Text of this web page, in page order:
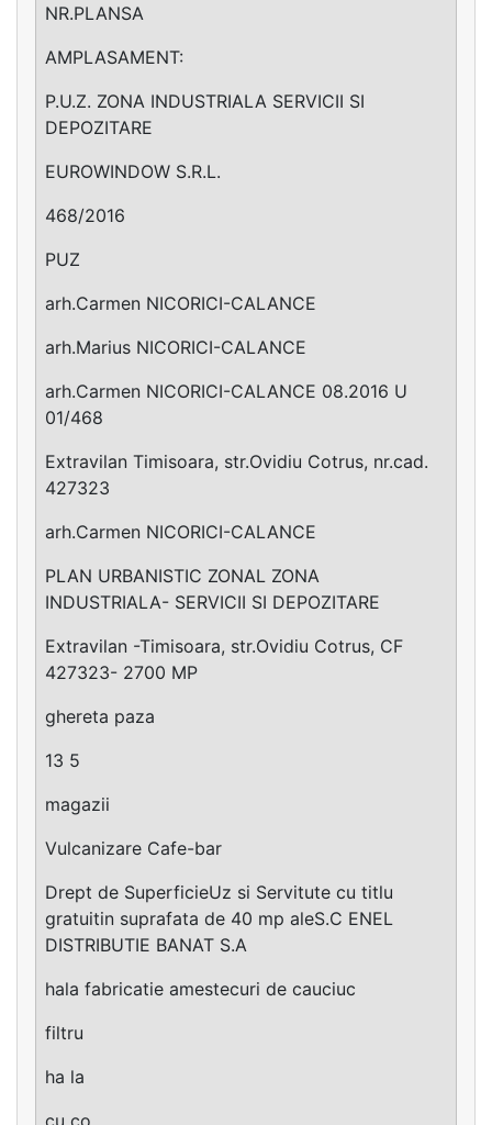
NR.PLANSA
AMPLASAMENT:
P.U.Z. ZONA INDUSTRIALA SERVICII SI
DEPOZITARE
EUROWINDOW S.R.L.
468/2016
PUZ
arh.Carmen NICORICI-CALANCE
arh.Marius NICORICI-CALANCE
arh.Carmen NICORICI-CALANCE 08.2016 U
01/468
Extravilan Timisoara, str.Ovidiu Cotrus, nr.cad.
427323
arh.Carmen NICORICI-CALANCE
PLAN URBANISTIC ZONAL ZONA
INDUSTRIALA- SERVICII SI DEPOZITARE
Extravilan -Timisoara, str.Ovidiu Cotrus, CF
427323- 2700 MP
ghereta paza
13 5
magazii
Vulcanizare Cafe-bar
Drept de SuperficieUz si Servitute cu titlu
gratuitin suprafata de 40 mp aleS.C ENEL
DISTRIBUTIE BANAT S.A
hala fabricatie amestecuri de cauciuc
filtru
ha la
cu co